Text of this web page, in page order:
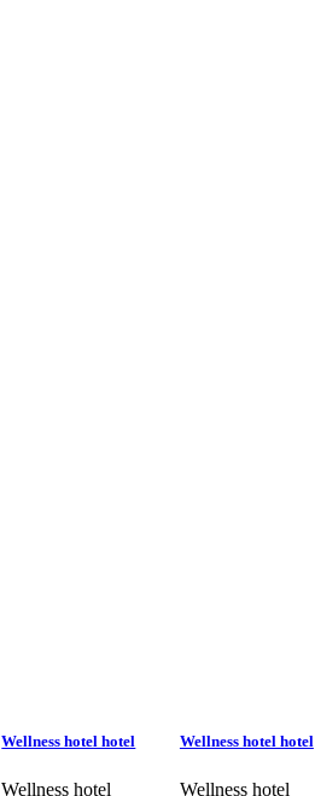
Wellness hotel hotel
Wellness hotel
Wellness hotel hotel
Wellness hotel